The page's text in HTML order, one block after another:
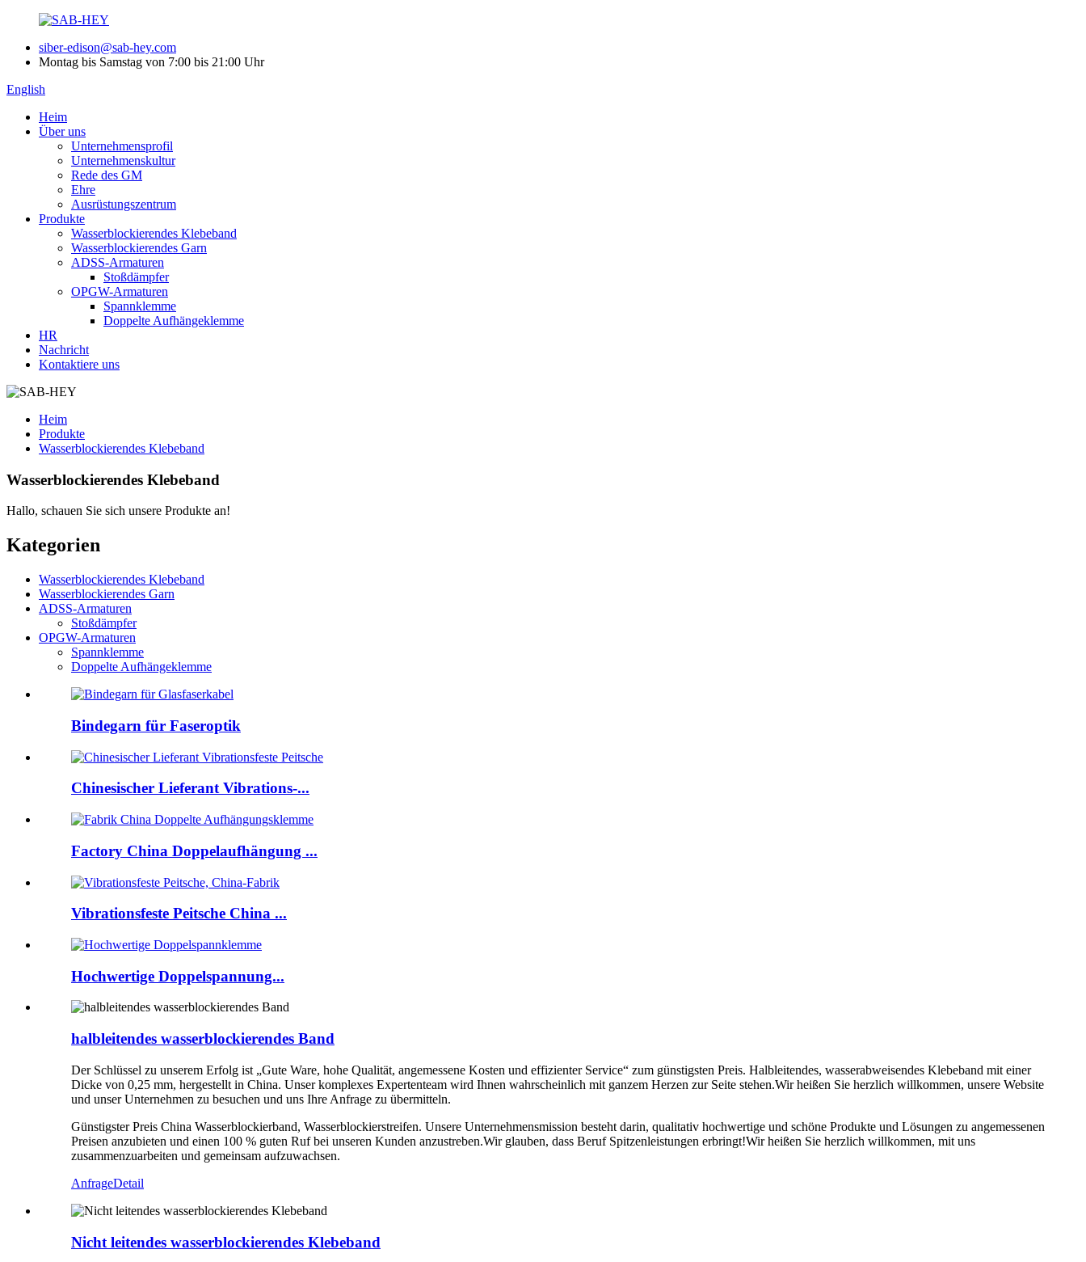
siber-edison@sab-hey.com
Montag bis Samstag von 7:00 bis 21:00 Uhr
English
Heim
Über uns
Unternehmensprofil
Unternehmenskultur
Rede des GM
Ehre
Ausrüstungszentrum
Produkte
Wasserblockierendes Klebeband
Wasserblockierendes Garn
ADSS-Armaturen
Stoßdämpfer
OPGW-Armaturen
Spannklemme
Doppelte Aufhängeklemme
HR
Nachricht
Kontaktiere uns
Heim
Produkte
Wasserblockierendes Klebeband
Wasserblockierendes Klebeband
Hallo, schauen Sie sich unsere Produkte an!
Kategorien
Wasserblockierendes Klebeband
Wasserblockierendes Garn
ADSS-Armaturen
Stoßdämpfer
OPGW-Armaturen
Spannklemme
Doppelte Aufhängeklemme
Bindegarn für Faseroptik
Chinesischer Lieferant Vibrations-...
Factory China Doppelaufhängung ...
Vibrationsfeste Peitsche China ...
Hochwertige Doppelspannung...
halbleitendes wasserblockierendes Band
Der Schlüssel zu unserem Erfolg ist „Gute Ware, hohe Qualität, angemessene Kosten und effizienter Service“ zum günstigsten Preis. Halbleitendes, wasserabweisendes Klebeband mit einer
Dicke von 0,25 mm, hergestellt in China. Unser komplexes Expertenteam wird Ihnen wahrscheinlich mit ganzem Herzen zur Seite stehen.Wir heißen Sie herzlich willkommen, unsere Website
und unser Unternehmen zu besuchen und uns Ihre Anfrage zu übermitteln.
Günstigster Preis China Wasserblockierband, Wasserblockierstreifen. Unsere Unternehmensmission besteht darin, qualitativ hochwertige und schöne Produkte und Lösungen zu angemessenen
Preisen anzubieten und einen 100 % guten Ruf bei unseren Kunden anzustreben.Wir glauben, dass Beruf Spitzenleistungen erbringt!Wir heißen Sie herzlich willkommen, mit uns
zusammenzuarbeiten und gemeinsam aufzuwachsen.
AnfrageDetail
Nicht leitendes wasserblockierendes Klebeband